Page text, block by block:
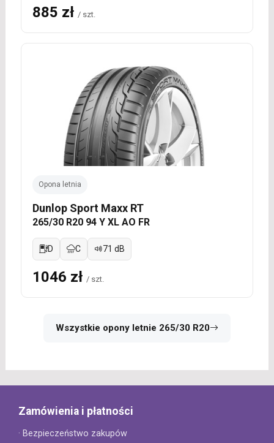
885 zł / szt.
Opona letnia
Dunlop Sport Maxx RT
265/30 R20 94 Y XL AO FR
D C 71 dB
1046 zł / szt.
Wszystkie opony letnie 265/30 R20
Zamówienia i płatności
· Bezpieczeństwo zakupów